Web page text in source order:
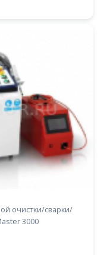
очистки/сварки/
3000